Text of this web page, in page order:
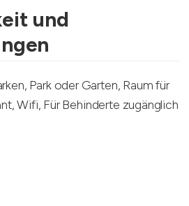
und
Park oder Garten, Raum für
Wifi, Für Behinderte zugänglich